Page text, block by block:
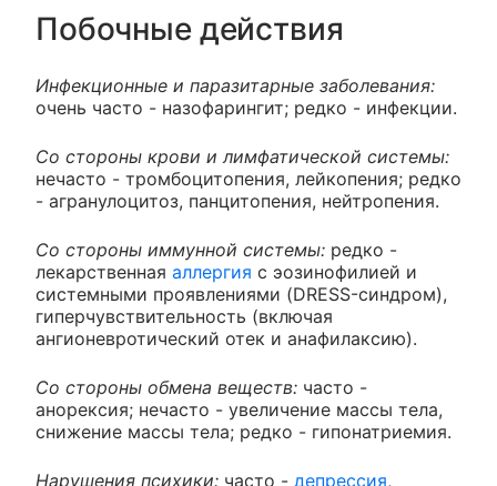
Побочные действия
Инфекционные и паразитарные заболевания:
очень часто - назофарингит; редко - инфекции.
Со стороны крови и лимфатической системы:
нечасто - тромбоцитопения, лейкопения; редко
- агранулоцитоз, панцитопения, нейтропения.
Со стороны иммунной системы: редко -
лекарственная аллергия с эозинофилией и
системными проявлениями (DRESS-синдром),
гиперчувствительность (включая
ангионевротический отек и анафилаксию).
Со стороны обмена веществ: часто -
анорексия; нечасто - увеличение массы тела,
снижение массы тела; редко - гипонатриемия.
Нарушения психики: часто - депрессия,